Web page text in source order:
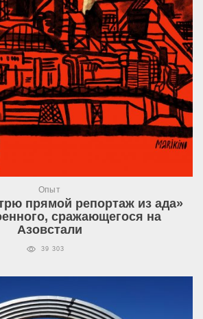
Опыт
прямой репортаж из ада»
сражающегося на
Азовстали
39 303